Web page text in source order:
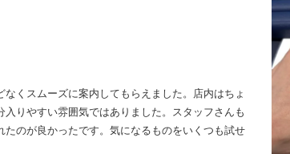
くスムーズに案内してもらえました。店内はちょ
りやすい雰囲気ではありました。スタッフさんも
のが良かったです。気になるものをいくつも試せ